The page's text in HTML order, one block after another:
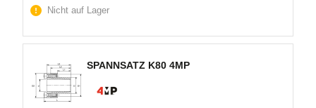
Nicht auf Lager
SPANNSATZ K80 4MP